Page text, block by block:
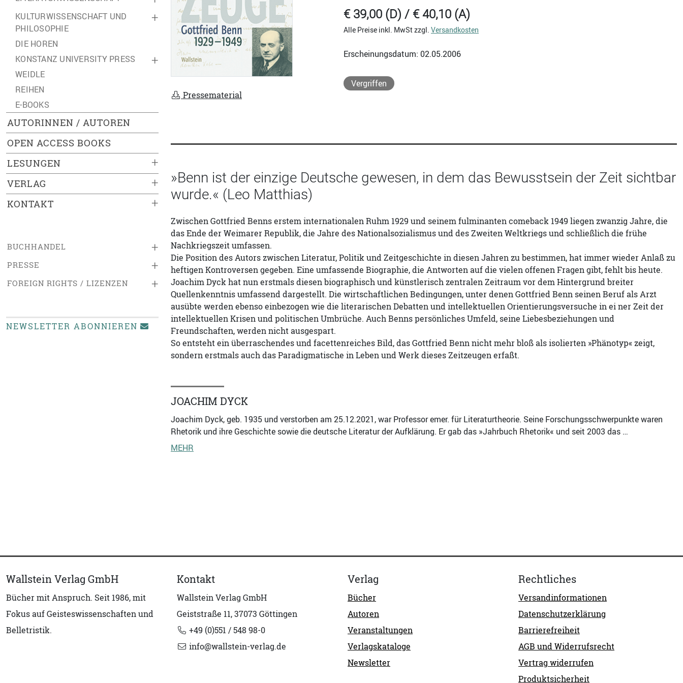
+
KULTURWISSENSCHAFT UND
PHILOSOPHIE
DIE HOREN
+
KONSTANZ UNIVERSITY PRESS
WEIDLE
REIHEN
E-BOOKS
AUTORINNEN / AUTOREN
OPEN ACCESS BOOKS
+
LESUNGEN
+
VERLAG
+
KONTAKT
+
BUCHHANDEL
+
PRESSE
+
FOREIGN RIGHTS / LIZENZEN
NEWSLETTER ABONNIEREN
Pressematerial
€ 39,00 (D) / € 40,10 (A)
Alle Preise inkl. MwSt zzgl. Versandkosten
Erscheinungsdatum: 02.05.2006
Vergriffen
»Benn ist der einzige Deutsche gewesen, in dem das Bewusstsein der Zeit sichtbar
wurde.« (Leo Matthias)
Zwischen Gottfried Benns erstem internationalen Ruhm 1929 und seinem fulminanten comeback 1949 liegen zwanzig Jahre, die
das Ende der Weimarer Republik, die Jahre des Nationalsozialismus und des Zweiten Weltkriegs und schließlich die frühe
Nachkriegszeit umfassen.
Die Position des Autors zwischen Literatur, Politik und Zeitgeschichte in diesen Jahren zu bestimmen, hat immer wieder Anlaß zu
heftigen Kontroversen gegeben. Eine umfassende Biographie, die Antworten auf die vielen offenen Fragen gibt, fehlt bis heute.
Joachim Dyck hat nun erstmals diesen biographisch und künstlerisch zentralen Zeitraum vor dem Hintergrund breiter
Quellenkenntnis umfassend dargestellt. Die wirtschaftlichen Bedingungen, unter denen Gottfried Benn seinen Beruf als Arzt
ausübte werden ebenso einbezogen wie die literarischen Debatten und intellektuellen Orientierungsversuche in ei ner Zeit der
intellektuellen Krisen und politischen Umbrüche. Auch Benns persönliches Umfeld, seine Liebesbeziehungen und
Freundschaften, werden nicht ausgespart.
So entsteht ein überraschendes und facettenreiches Bild, das Gottfried Benn nicht mehr bloß als isolierten »Phänotyp« zeigt,
sondern erstmals auch das Paradigmatische in Leben und Werk dieses Zeitzeugen erfaßt.
JOACHIM DYCK
Joachim Dyck, geb. 1935 und verstorben am 25.12.2021, war Professor emer. für Literaturtheorie. Seine Forschungsschwerpunkte waren
Rhetorik und ihre Geschichte sowie die deutsche Literatur der Aufklärung. Er gab das »Jahrbuch Rhetorik« und seit 2003 das …
MEHR
Wallstein Verlag GmbH
Bücher mit Anspruch. Seit 1986, mit
Fokus auf Geisteswissenschaften und
Belletristik.
Kontakt
Wallstein Verlag GmbH
Geiststraße 11, 37073 Göttingen
+49 (0)551 / 548 98-0
info@wallstein-verlag.de
Verlag
Bücher
Autoren
Veranstaltungen
Verlagskataloge
Newsletter
Rechtliches
Versandinformationen
Datenschutzerklärung
Barrierefreiheit
AGB und Widerrufsrecht
Vertrag widerrufen
Produktsicherheit